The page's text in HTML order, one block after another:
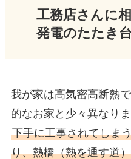
工務店さんに
発電のたたき
我が家は高気密高断熱
的なお家と少々異なりま
下手に工事されてしま
り、熱橋（熱を通す道